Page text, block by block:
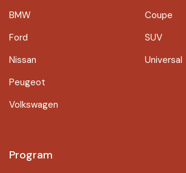
BMW
Ford
Nissan
Peugeot
Volkswagen
Coupe
SUV
Universal
Program